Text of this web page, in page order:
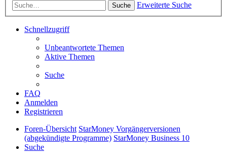
Suche Erweiterte Suche
Schnellzugriff
Unbeantwortete Themen
Aktive Themen
Suche
FAQ
Anmelden
Registrieren
Foren-Übersicht StarMoney Vorgängerversionen
(abgekündigte Programme) StarMoney Business 10
Suche